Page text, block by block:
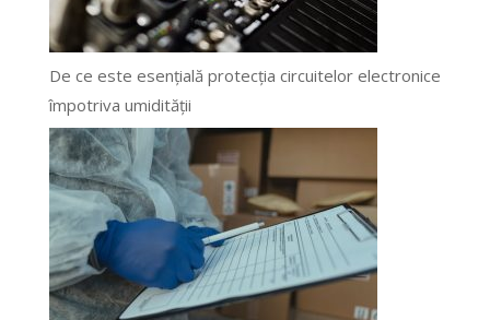
De ce este esențială protecția circuitelor electronice
împotriva umidității